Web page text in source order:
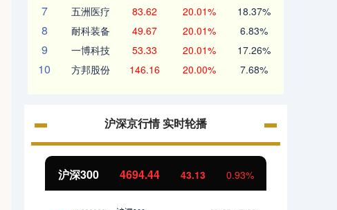
7 五洲医疗 83.62 20.01% 18.37%
8 耐科装备 49.67 20.01% 6.83%
9 一博科技 53.33 20.01% 17.26%
10 方邦股份 146.16 20.00% 7.68%
沪深京行情 实时轮播
沪深300 4694.44 43.13 0.93%